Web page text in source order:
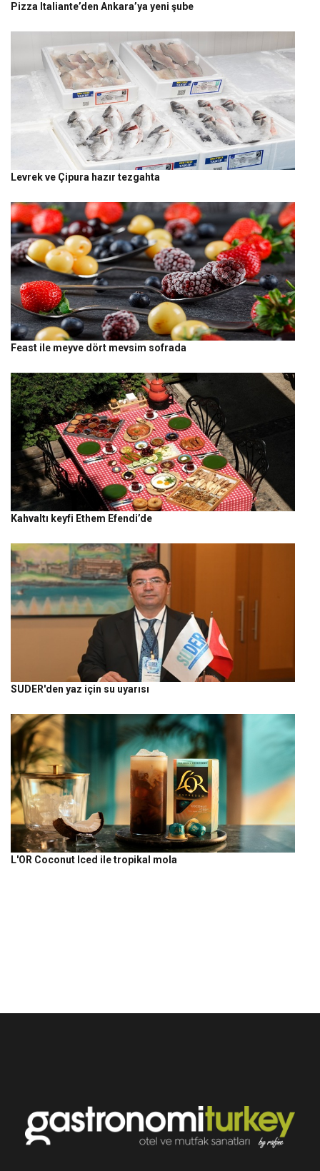
Pizza Italiante’den Ankara’ya yeni şube
Levrek ve Çipura hazır tezgahta
Feast ile meyve dört mevsim sofrada
Kahvaltı keyfi Ethem Efendi’de
SUDER'den yaz için su uyarısı
L'OR Coconut Iced ile tropikal mola